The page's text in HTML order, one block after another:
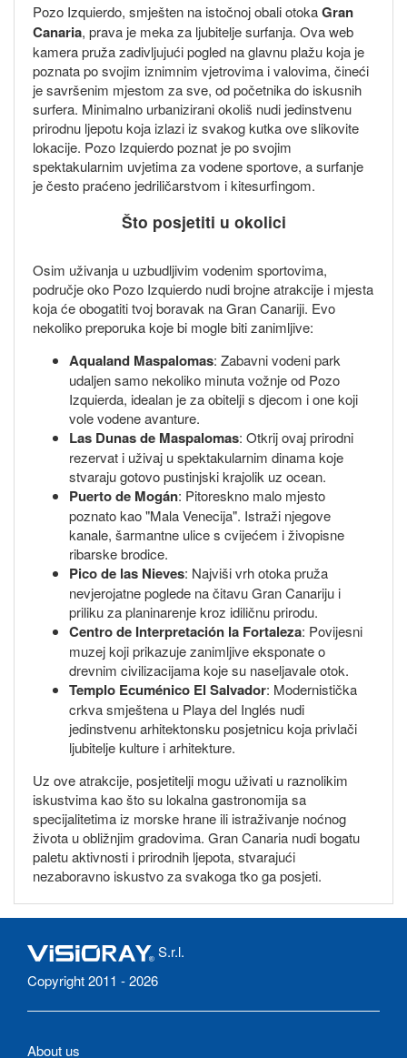
Pozo Izquierdo, smješten na istočnoj obali otokaGran
Canaria, prava je meka za ljubitelje surfanja. Ova web
kamera pruža zadivljujući pogled na glavnu plažu koja je
poznata po svojim iznimnim vjetrovima i valovima, čineći
je savršenim mjestom za sve, od početnika do iskusnih
surfera. Minimalno urbanizirani okoliš nudi jedinstvenu
prirodnu ljepotu koja izlazi iz svakog kutka ove slikovite
lokacije. Pozo Izquierdo poznat je po svojim
spektakularnim uvjetima za vodene sportove, a surfanje
je često praćeno jedriličarstvom i kitesurfingom.
Što posjetiti u okolici
Osim uživanja u uzbudljivim vodenim sportovima,
područje oko Pozo Izquierdo nudi brojne atrakcije i mjesta
koja će obogatiti tvoj boravak na Gran Canariji. Evo
nekoliko preporuka koje bi mogle biti zanimljive:
Aqualand Maspalomas: Zabavni vodeni park
udaljen samo nekoliko minuta vožnje od Pozo
Izquierda, idealan je za obitelji s djecom i one koji
vole vodene avanture.
Las Dunas de Maspalomas: Otkrij ovaj prirodni
rezervat i uživaj u spektakularnim dinama koje
stvaraju gotovo pustinjski krajolik uz ocean.
Puerto de Mogán: Pitoreskno malo mjesto
poznato kao "Mala Venecija". Istraži njegove
kanale, šarmantne ulice s cvijećem i živopisne
ribarske brodice.
Pico de las Nieves: Najviši vrh otoka pruža
nevjerojatne poglede na čitavu Gran Canariju i
priliku za planinarenje kroz idiličnu prirodu.
Centro de Interpretación la Fortaleza: Povijesni
muzej koji prikazuje zanimljive eksponate o
drevnim civilizacijama koje su naseljavale otok.
Templo Ecuménico El Salvador: Modernistička
crkva smještena u Playa del Inglés nudi
jedinstvenu arhitektonsku posjetnicu koja privlači
ljubitelje kulture i arhitekture.
Uz ove atrakcije, posjetitelji mogu uživati u raznolikim
iskustvima kao što su lokalna gastronomija sa
specijalitetima iz morske hrane ili istraživanje noćnog
života u obližnjim gradovima. Gran Canaria nudi bogatu
paletu aktivnosti i prirodnih ljepota, stvarajući
nezaboravno iskustvo za svakoga tko ga posjeti.
S.r.l.
Copyright 2011 - 2026
About us